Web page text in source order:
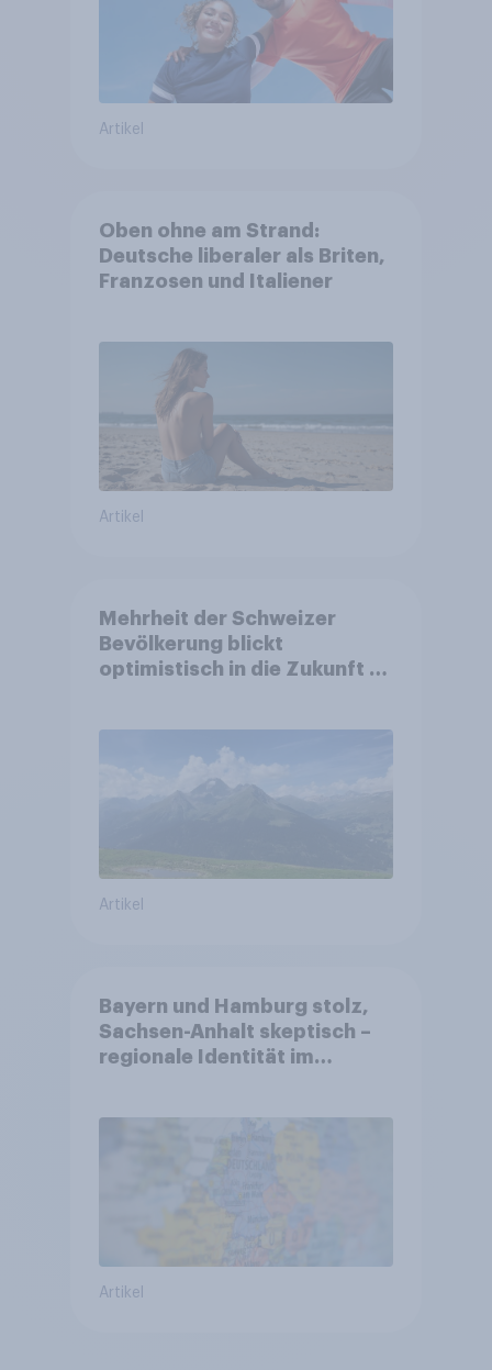
Artikel
Oben ohne am Strand:
Deutsche liberaler als Briten,
Franzosen und Italiener
Artikel
Mehrheit der Schweizer
Bevölkerung blickt
optimistisch in die Zukunft –
Altersvorsorge
Artikel
Bayern und Hamburg stolz,
Sachsen-Anhalt skeptisch –
regionale Identität im
Artikel